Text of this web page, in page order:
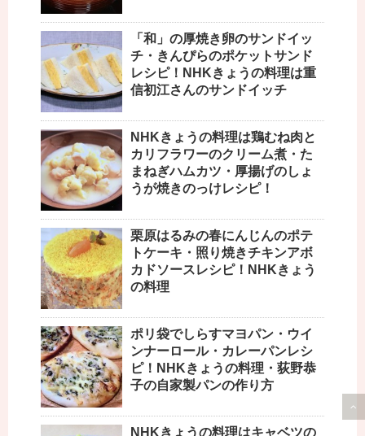
「和」の厚焼き卵のサンドイッ
チ・きんぴらのポケットサンド
レシピ！NHKきょうの料理は重
信初江さんのサンドイッチ
NHKきょうの料理は鶏むね肉と
カリフラワーのクリーム煮・た
まねぎハムカツ・厚揚げのしょ
うが焼きのっけレシピ！
栗原はるみの春にんじんのポテ
トケーキ・照り焼きチキンアボ
カドソースレシピ！NHKきょう
の料理
ポリ袋でしらすマヨパン・ウイ
ンナーロール・カレーパンレシ
ピ！NHKきょうの料理・荻野恭
子の自家製パンの作り方
NHKきょうの料理はキャベツの